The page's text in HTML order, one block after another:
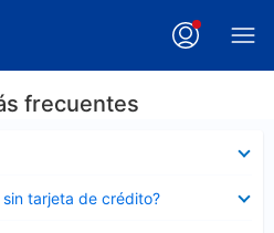
frecuentes
tarjeta de crédito?